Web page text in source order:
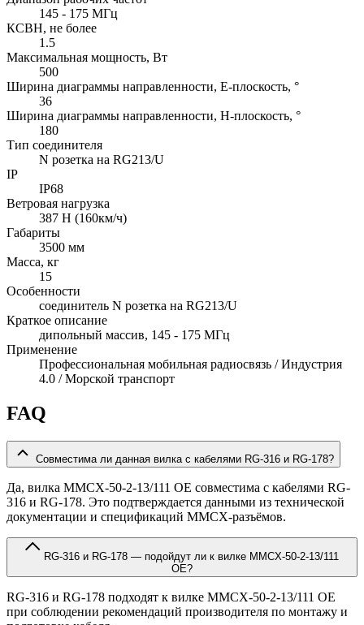
145 - 175 МГц
КСВН, не более
1.5
Максимальная мощность, Вт
500
Ширина диаграммы направленности, E-плоскость, °
36
Ширина диаграммы направленности, H-плоскость, °
180
Тип соединителя
N розетка на RG213/U
IP
IP68
Ветровая нагрузка
387 Н (160км/ч)
Габариты
3500 мм
Масса, кг
15
Особенности
соединитель N розетка на RG213/U
Краткое описание
дипольный массив, 145 - 175 МГц
Применение
Профессиональная мобильная радиосвязь / Индустрия
4.0 / Морской транспорт
FAQ
Совместима ли данная вилка с кабелями RG-316 и RG-178?
Да, вилка MMCX-50-2-13/111 OE совместима с кабелями RG-
316 и RG-178. Это подтверждается данными из технической
документации и спецификаций MMCX-разъёмов.
OE?
RG-316 и RG-178 подходят к вилке MMCX-50-2-13/111 OE
при соблюдении рекомендаций производителя по монтажу и